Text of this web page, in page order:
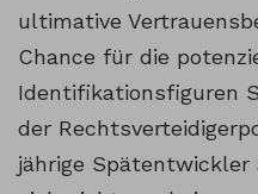
ultimative
Chance für die
Identifikationsfiguren
der
jährige